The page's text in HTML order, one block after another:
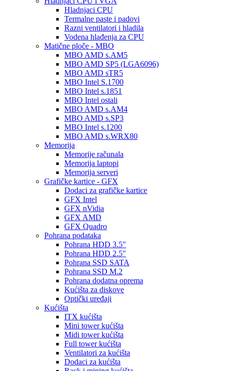
Hladnjaci CPU
Termalne paste i padovi
Razni ventilatori i hladila
Vodena hlađenja za CPU
Matične ploče - MBO
MBO AMD s.AM5
MBO AMD SP5 (LGA6096)
MBO AMD sTR5
MBO Intel S.1700
MBO Intel s.1851
MBO Intel ostali
MBO AMD s.AM4
MBO AMD s.SP3
MBO Intel s.1200
MBO AMD s.WRX80
Memorija
Memorije računala
Memorija laptopi
Memorija serveri
Grafičke kartice - GFX
Dodaci za grafičke kartice
GFX Intel
GFX nVidia
GFX AMD
GFX Quadro
Pohrana podataka
Pohrana HDD 3.5"
Pohrana HDD 2.5"
Pohrana SSD SATA
Pohrana SSD M.2
Pohrana dodatna oprema
Kućišta za diskove
Optički uređaji
Kućišta
ITX kućišta
Mini tower kućišta
Midi tower kućišta
Full tower kućišta
Ventilatori za kućišta
Dodaci za kućišta